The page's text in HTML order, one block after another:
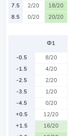
7.5
2/20
18/20
8.5
0/20 20/20
Ф1
-0.5
8/20
-1.5
4/20
-2.5
2/20
-3.5
1/20
-4.5
0/20
+0.5
12/20
+1.5
16/20